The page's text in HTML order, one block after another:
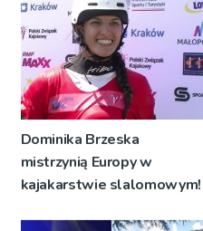
Dominika Brzeska
mistrzynią Europy w
kajakarstwie slalomowym!